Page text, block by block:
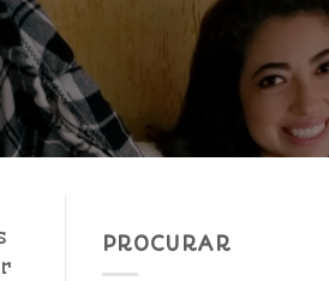
PROCURAR